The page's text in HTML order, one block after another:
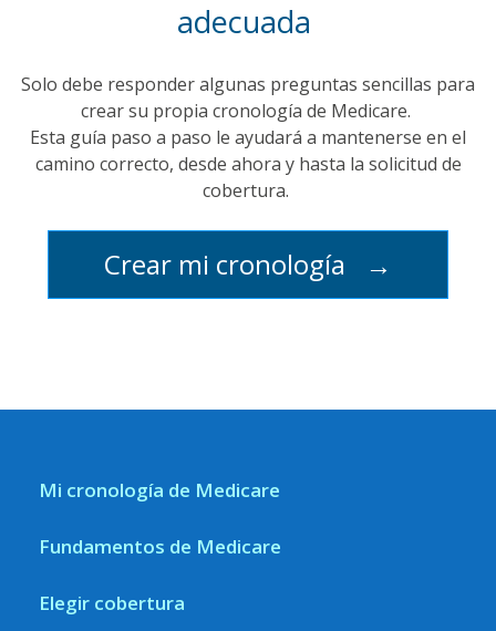
adecuada
Solo debe responder algunas preguntas sencillas para
crear su propia cronología de Medicare.
Esta guía paso a paso le ayudará a mantenerse en el
camino correcto, desde ahora y hasta la solicitud de
cobertura.
Crear mi cronología →
Mi cronología de Medicare
Fundamentos de Medicare
Elegir cobertura